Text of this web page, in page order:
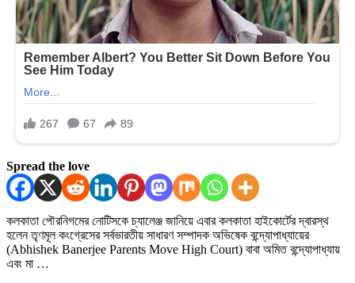
Spread the love
কলকাতা পৌরনিগমের নোটিসকে চ্যালেঞ্জ জানিয়ে এবার কলকাতা হাইকোর্টের দ্বারস্থ
হলেন তৃণমূল কংগ্রেসের সর্বভারতীয় সাধারণ সম্পাদক অভিষেক বন্দ্যোপাধ্যায়ের
(Abhishek Banerjee Parents Move High Court) বাবা অমিত বন্দ্যোপাধ্যায়
এবং মা …